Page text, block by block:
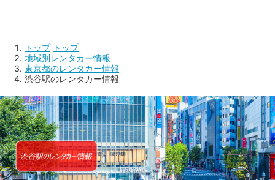
トップ トップ
地域別レンタカー情報
東京都のレンタカー情報
渋谷駅のレンタカー情報